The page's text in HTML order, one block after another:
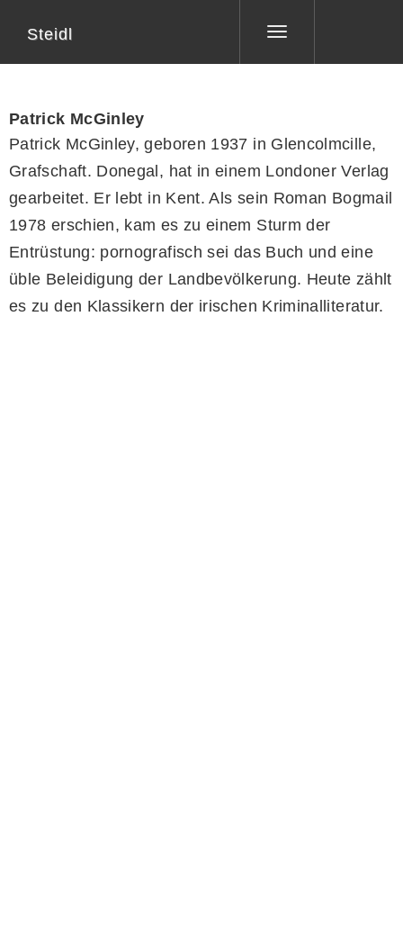
Toggle
Steidl
Patrick McGinley
Patrick McGinley, geboren 1937 in Glencolmcille,
Grafschaft. Donegal, hat in einem Londoner Verlag
gearbeitet. Er lebt in Kent. Als sein Roman Bogmail
1978 erschien, kam es zu einem Sturm der
Entrüstung: pornografisch sei das Buch und eine
üble Beleidigung der Landbevölkerung. Heute zählt
es zu den Klassikern der irischen Kriminalliteratur.